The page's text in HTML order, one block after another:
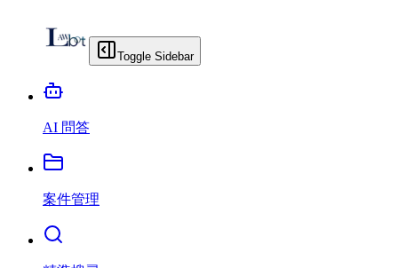
Toggle Sidebar
AI 問答
案件管理